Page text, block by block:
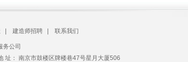
建造师招聘 联系我们
务公司
： 南京市鼓楼区牌楼巷47号星月大厦506